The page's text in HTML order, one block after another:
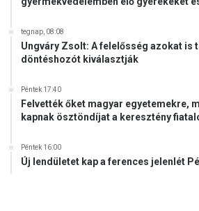
tegnap, 08:08
Ungváry Zsolt: A felelősség azokat is
döntéshozót kiválasztják
Péntek 17:40
Felvették őket magyar egyetemekre,
kapnak ösztöndíjat a keresztény
Péntek 16:00
Új lendületet kap a ferences jelenlét